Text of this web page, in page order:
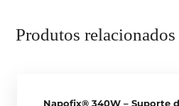
Produtos relacionados
Napofix® 340W – Suporte